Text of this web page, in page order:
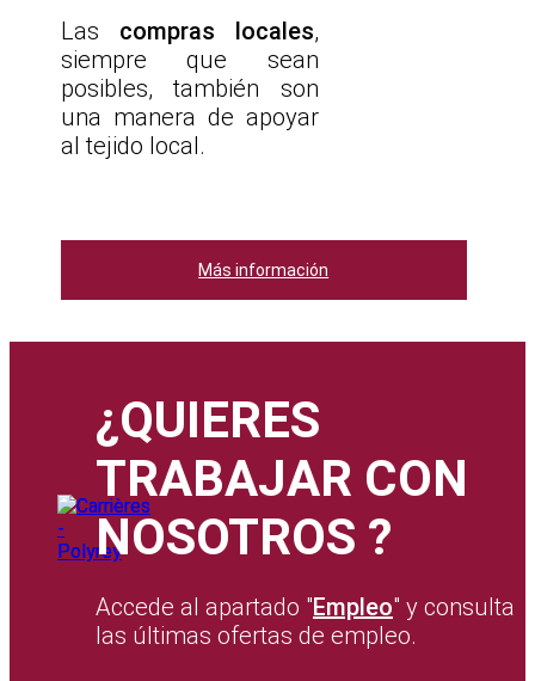
Las compras locales,
siempre que sean
posibles, también son
una manera de apoyar
al tejido local.
Más información
¿QUIERES
TRABAJAR CON
NOSOTROS ?
Accede al apartado "Empleo" y consulta
las últimas ofertas de empleo.